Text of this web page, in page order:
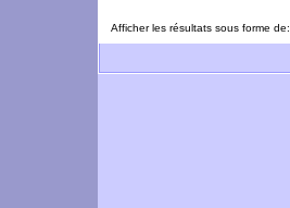
Afficher les résultats sous forme de: